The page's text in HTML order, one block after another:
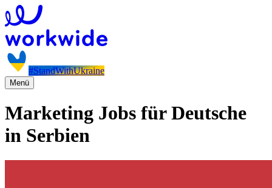
#StandWithUkraine
Menü
Marketing Jobs für Deutsche
in Serbien